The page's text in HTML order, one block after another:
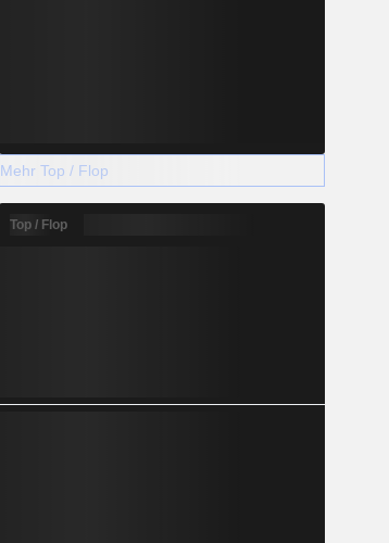
Mehr Top / Flop
Top / Flop